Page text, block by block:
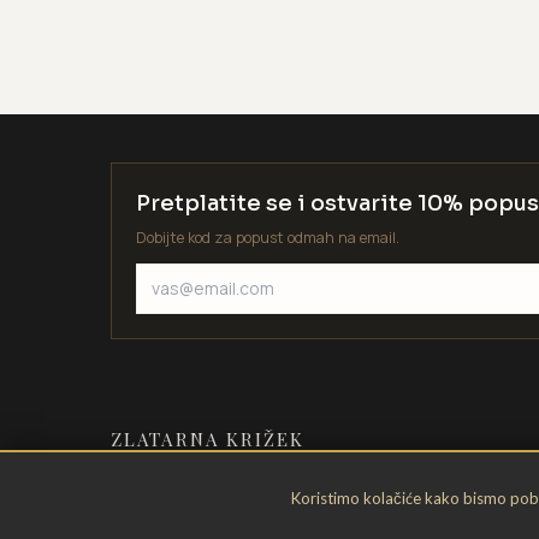
Koristimo kolačiće kako bismo
Pretplatite se i ostvarite 10%
Dobijte kod za popust odmah na email.
ZLATARNA KRIŽEK